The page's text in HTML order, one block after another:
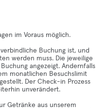
im Voraus möglich.
Buchung ist, und
werden muss. Die jeweilige
angezeigt. Andernfalls
monatlichen Besuchslimit
Der Check-in Prozess
unverändert.
Getränke aus unserem